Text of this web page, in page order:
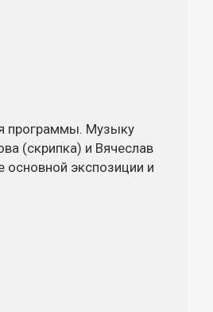
программы. Музыку
(скрипка) и Вячеслав
основной экспозиции и